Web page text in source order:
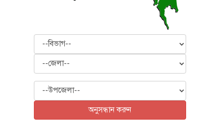
বিভাগ
জেলা
উপজেলা
অনুসন্ধান করুন